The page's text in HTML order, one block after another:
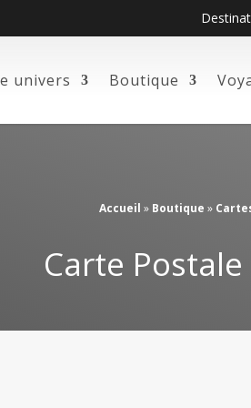
univers Boutique
Accueil » Boutique »
Carte Postale